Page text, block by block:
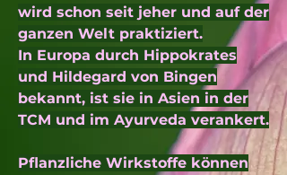
wird schon seit jeher und auf der
ganzen Welt praktiziert.
In Europa durch Hippokrates
und Hildegard von Bingen
bekannt, ist sie in Asien in der
TCM und im Ayurveda verankert.
Pflanzliche Wirkstoffe können